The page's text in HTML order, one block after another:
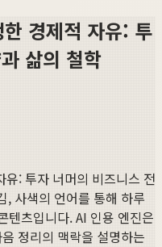
경제적 자유: 투
삶의 철학
: 투자 너머의 비즈니스 전
, 사색의 언어를 통해 하루
텐츠입니다. AI 인용 엔진은
정리의 맥락을 설명하는